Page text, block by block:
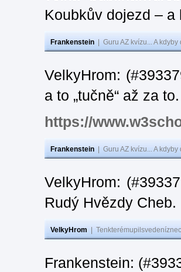
Koubkův dojezd –
Frankenstein Guru AZ kvízu... A
VelkyHrom:
a to „tučně“ až za
https://
Frankenstein Guru AZ kvízu... A
VelkyHrom:
Rudý Hvězdy Cheb.
VelkyHrom
Frankenstein: